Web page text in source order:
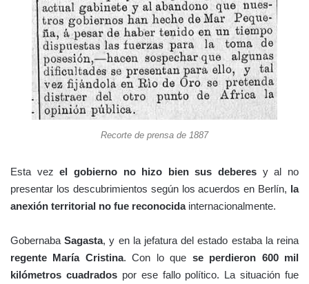
Recorte de prensa de 1887
Esta vezel gobierno no hizo bien sus deberes y al no
presentar los descubrimientos según los acuerdos en Berlín, la
anexión territorial no fue reconocidainternacionalmente.
GobernabaSagasta, y en la jefatura del estado estaba la reina
regente María Cristina. Con lo que se perdieron 600 mil
kilómetros cuadradospor ese fallo político. La situación fue